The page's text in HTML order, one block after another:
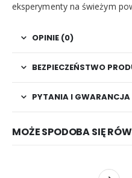
eksperymenty na świeżym
OPINIE (0)
BEZPIECZEŃSTWO
PYTANIA I GWARANCJA
MOŻE SPODOBA SIĘ